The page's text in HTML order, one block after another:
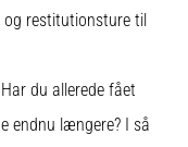
restitutionsture til
Har du allerede fået
endnu længere? I så